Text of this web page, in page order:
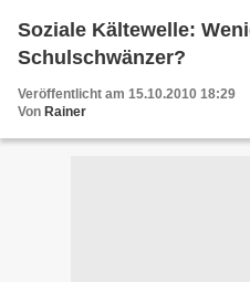
Soziale Kältewelle:
Schulschwänzer?
Veröffentlicht am 15.10.2010 18:29
Von Rainer